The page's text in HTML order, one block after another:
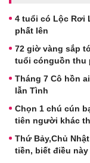
4 tuổi có Lộc Rơi
phất lên
72 giờ vàng sắp
tuổi cónguồn thu
Tháng 7 Cô hồn
lẫn Tình
Chọn 1 chú cún
tiên người khác
Thứ Bảy,Chủ
tiền, biết điều